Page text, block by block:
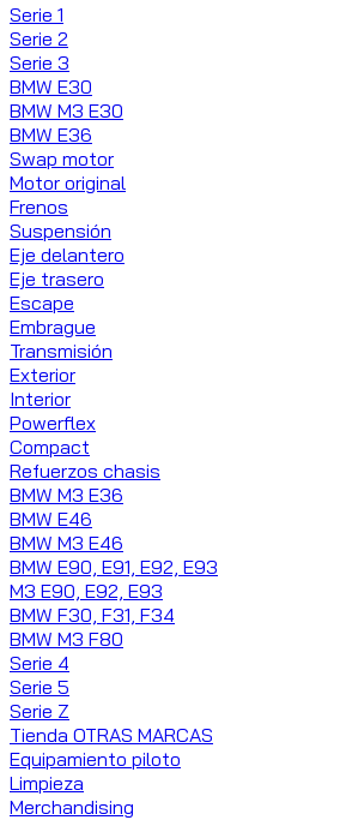
Serie 1
Serie 2
Serie 3
BMW E30
BMW M3 E30
BMW E36
Swap motor
Motor original
Frenos
Suspensión
Eje delantero
Eje trasero
Escape
Embrague
Transmisión
Exterior
Interior
Powerflex
Compact
Refuerzos chasis
BMW M3 E36
BMW E46
BMW M3 E46
BMW E90, E91, E92, E93
M3 E90, E92, E93
BMW F30, F31, F34
BMW M3 F80
Serie 4
Serie 5
Serie Z
Tienda OTRAS MARCAS
Equipamiento piloto
Limpieza
Merchandising